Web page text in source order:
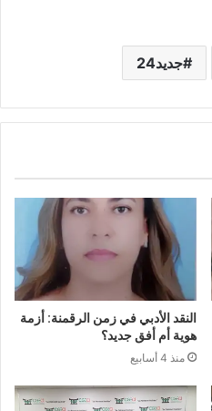
جديد24
النقد الأدبي في زمن الرقمنة: أزمة
هوية أم أفق جديد؟
منذ 4 أسابيع